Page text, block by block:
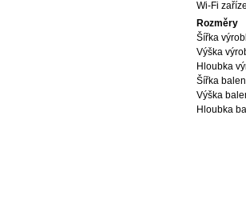
Wi-Fi
Rozměry
Šířka
Výška
Hloubka
Šířka
Výška
Hloubka